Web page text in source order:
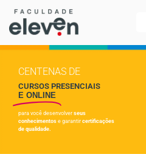
CENTENAS DE
CURSOS PRESENCIAIS
E ONLINE
para você desenvolver seus
conhecimentos e garantir certificações
de qualidade.